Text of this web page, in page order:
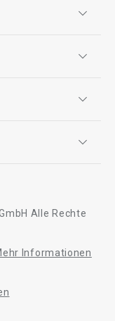
Alle Rechte
Informationen